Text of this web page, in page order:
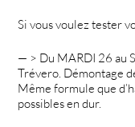
Si vous voulez tester
— > Du MARDI 26 au
Trévero. Démontage
Même formule que
possibles en dur.